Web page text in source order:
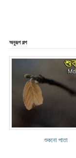
অনুরূপ গল্প
শুকনো পাতা